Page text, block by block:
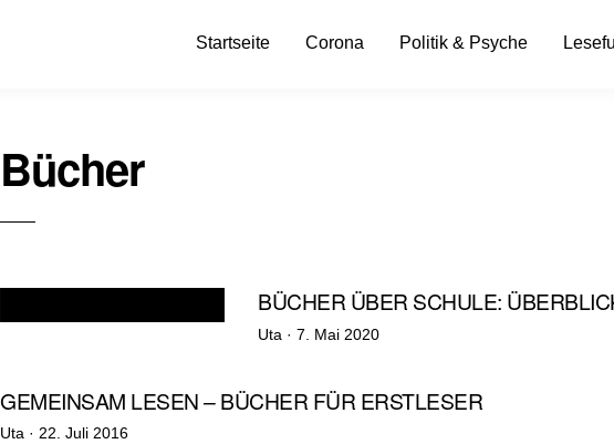
Startseite Corona Politik & Psyche
Bücher
BÜCHER ÜBER SCHULE:
Uta ·Veröffentlicht
7. Mai 2020
GEMEINSAM LESEN – BÜCHER FÜR ERSTLESER
Uta · Veröffentlicht
22. Juli 2016